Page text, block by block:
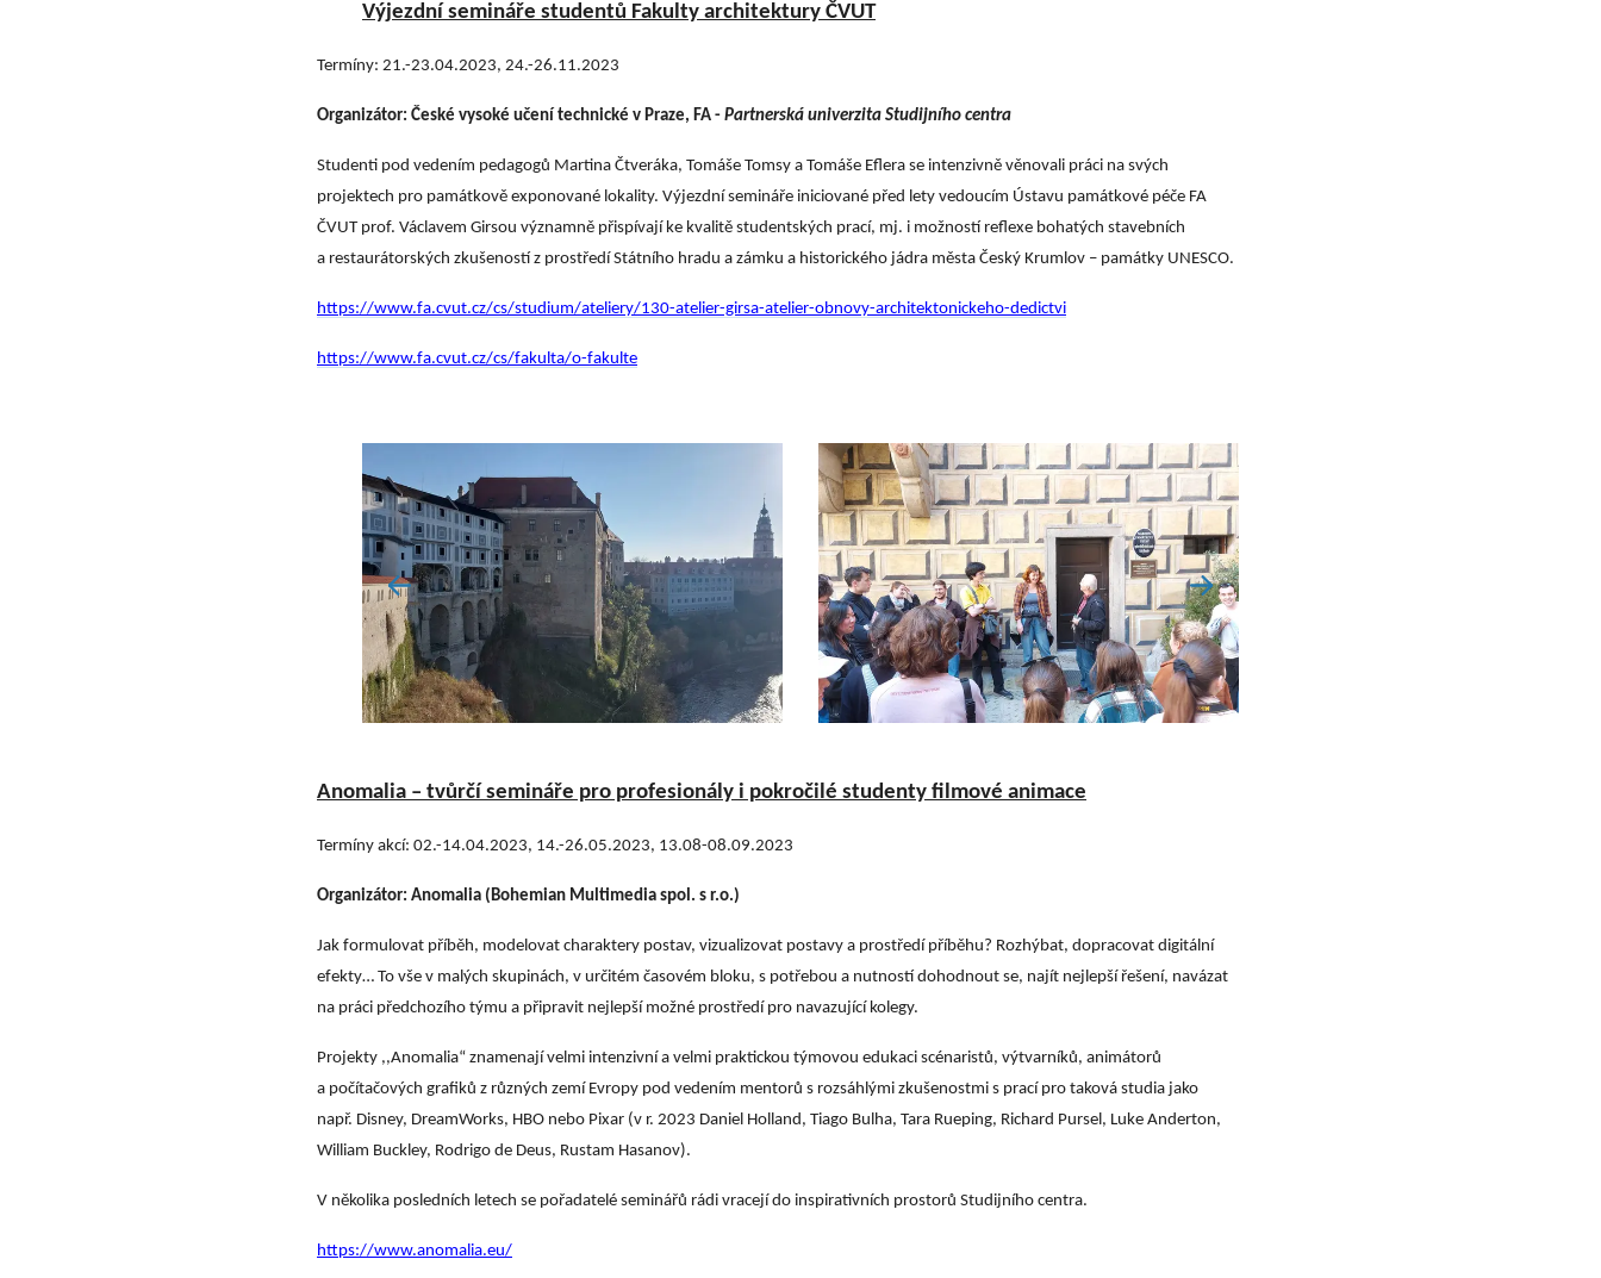
Výjezdní semináře studentů Fakulty architektury ČVUT
Termíny: 21.-23.04.2023, 24.-26.11.2023
Organizátor: České vysoké učení technické v Praze, FA - Partnerská univerzita Studijního centra
Studenti pod vedením pedagogů Martina Čtveráka, Tomáše Tomsy a Tomáše Eflera se intenzivně věnovali práci na svých
projektech pro památkově exponované lokality. Výjezdní semináře iniciované před lety vedoucím Ústavu památkové péče FA
ČVUT prof. Václavem Girsou významně přispívají ke kvalitě studentských prací, mj. i možností reflexe bohatých stavebních
a restaurátorských zkušeností z prostředí Státního hradu a zámku a historického jádra města Český Krumlov – památky UNESCO.
https://www.fa.cvut.cz/cs/studium/ateliery/130-atelier-girsa-atelier-obnovy-architektonickeho-dedictvi
https://www.fa.cvut.cz/cs/fakulta/o-fakulte
Anomalia – tvůrčí semináře pro profesionály i pokročilé studenty filmové animace
Termíny akcí: 02.-14.04.2023, 14.-26.05.2023, 13.08-08.09.2023
Organizátor: Anomalia (Bohemian Multimedia spol. s r.o.)
Jak formulovat příběh, modelovat charaktery postav, vizualizovat postavy a prostředí příběhu? Rozhýbat, dopracovat digitální
efekty… To vše v malých skupinách, v určitém časovém bloku, s potřebou a nutností dohodnout se, najít nejlepší řešení, navázat
na práci předchozího týmu a připravit nejlepší možné prostředí pro navazující kolegy.
Projekty ,,Anomalia“ znamenají velmi intenzivní a velmi praktickou týmovou edukaci scénaristů, výtvarníků, animátorů
a počítačových grafiků z různých zemí Evropy pod vedením mentorů s rozsáhlými zkušenostmi s prací pro taková studia jako
např. Disney, DreamWorks, HBO nebo Pixar (v r. 2023 Daniel Holland, Tiago Bulha, Tara Rueping, Richard Pursel, Luke Anderton,
William Buckley, Rodrigo de Deus, Rustam Hasanov).
V několika posledních letech se pořadatelé seminářů rádi vracejí do inspirativních prostorů Studijního centra.
https://www.anomalia.eu/